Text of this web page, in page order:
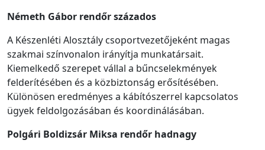
Németh Gábor rendőrszázados
A Készenléti Alosztály csoportvezetőjeként magas
szakmai színvonalon irányítja munkatársait.
Kiemelkedő szerepet vállal a bűncselekmények
felderítésében és a közbiztonság erősítésében.
Különösen eredményes a kábítószerrel kapcsolatos
ügyek feldolgozásában és koordinálásában.
Polgári Boldizsár Miksa rendőr hadnagy